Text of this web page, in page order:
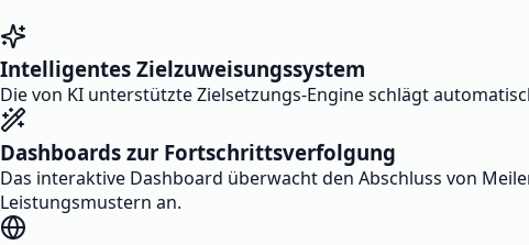
Intelligentes Zielzuweisungssystem
Die von KI unterstützte Zielsetzungs-Engine schlägt
Dashboards zur Fortschrittsverfolgung
Das interaktive Dashboard überwacht den Abschluss von
Leistungsmustern an.